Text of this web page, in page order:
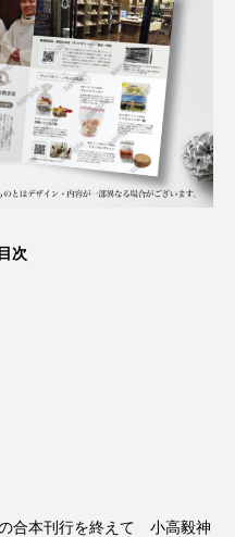
次
合本刊行を終えて 小高毅神